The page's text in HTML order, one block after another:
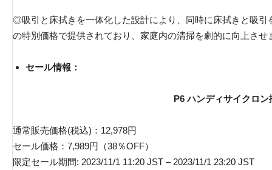
◎吸引と床拭きを一体化した設計により、同時に床拭きと吸引
の特別価格で提供されており、家庭内の清掃を劇的に向上させ
セール情報：
P6 ハンディサイクロン
通常販売価格(税込)：12,978円
セール価格：7,989円（38％OFF）
限定セール期間: 2023/11/1 11:20 JST – 2023/11/1 23:20 JST